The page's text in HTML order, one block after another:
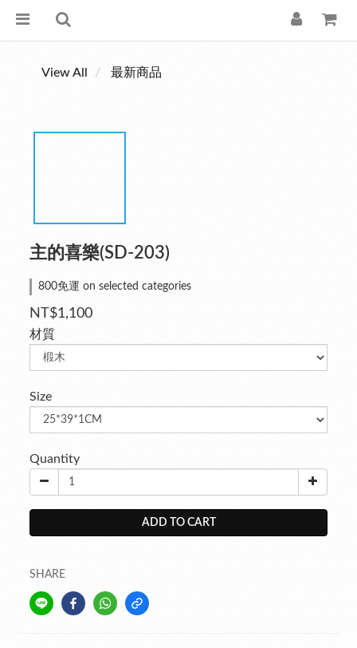
View All 最新商品
主的喜樂(SD-203)
800免運 on selected categories
NT$1,100
材質
Size
Quantity
ADD TO CART
SHARE